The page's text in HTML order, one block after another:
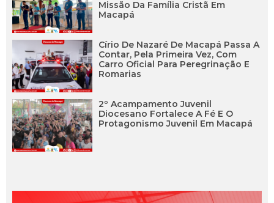
Missão Da Família Cristã Em
Macapá
Círio De Nazaré De Macapá Passa A
Contar, Pela Primeira Vez, Com
Carro Oficial Para Peregrinação E
Romarias
2º Acampamento Juvenil
Diocesano Fortalece A Fé E O
Protagonismo Juvenil Em Macapá